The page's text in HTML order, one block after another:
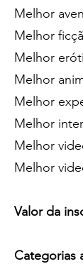
Melhor
Melhor
Melhor
Melhor
Melhor
Melhor
Melhor
Melhor
Valor da
Categorias